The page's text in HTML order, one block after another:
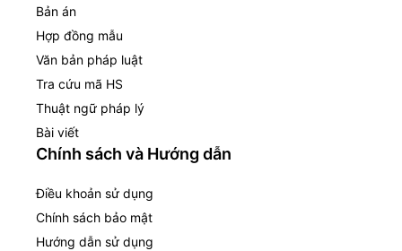
Bản án
Hợp đồng mẫu
Văn bản pháp luật
Tra cứu mã HS
Thuật ngữ pháp lý
Bài viết
Chính sách và Hướng dẫn
Điều khoản sử dụng
Chính sách bảo mật
Hướng dẫn sử dụng